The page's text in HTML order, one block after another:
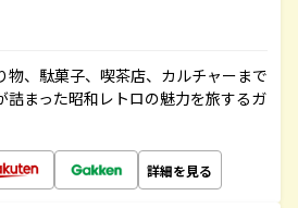
物、駄菓子、喫茶店、カルチャーまで
詰まった昭和レトロの魅力を旅するガ
詳細を見る